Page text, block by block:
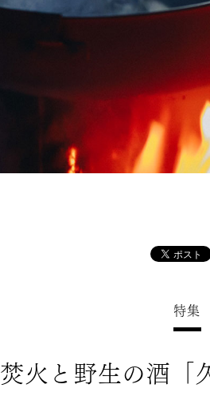
特集
焚火と野生の酒「